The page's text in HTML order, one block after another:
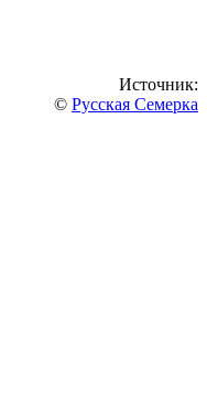
Источник:
© Русская Семерка